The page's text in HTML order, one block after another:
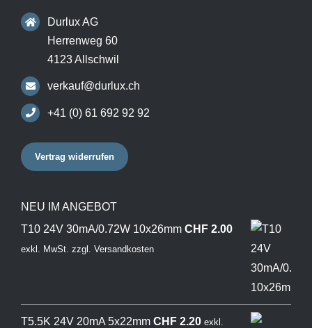
Durlux AG
Herrenweg 60
4123 Allschwil
verkauf@durlux.ch
+41 (0) 61 692 92 92
Vertrag widerrufen
NEU IM ANGEBOT
T10 24V 30mA/0.72W 10x26mm CHF2.00
exkl. MwSt. zzgl. Versandkosten
T5.5K 24V 20mA 5x22mm CHF2.20 exkl.